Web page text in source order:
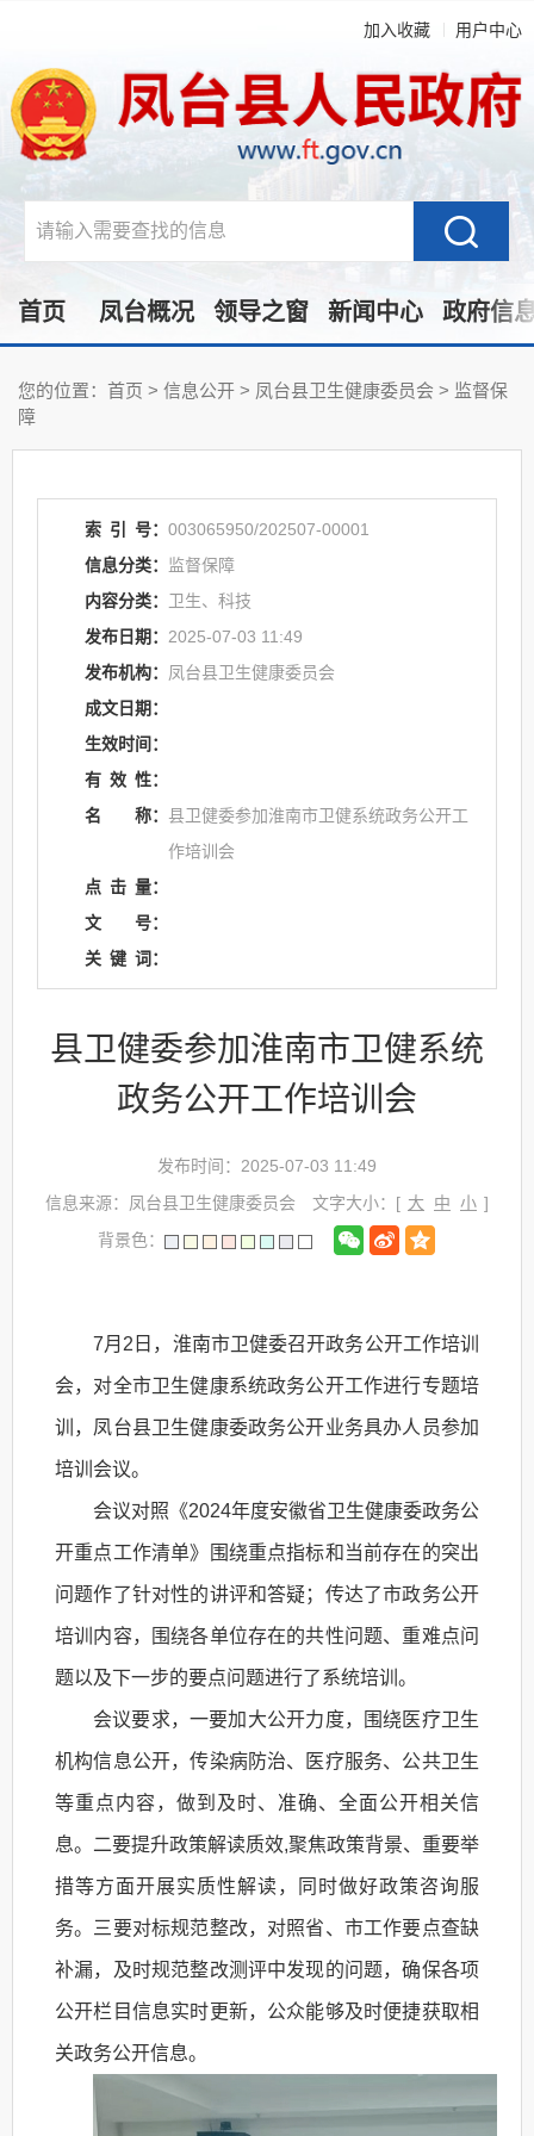
加入收藏 用户中心
首页 凤台概况 领导之窗 新闻中心 政府信
您的位置： 首页 > 信息公开 > 凤台县卫生健康委员会 > 监督保
障
索 引 号： 003065950/202507-00001
信息分类： 监督保障
内容分类： 卫生、科技
发布日期： 2025-07-03 11:49
发布机构： 凤台县卫生健康委员会
成文日期：
生效时间：
有 效 性：
名
称： 县卫健委参加淮南市卫健系统政务公开工
作培训会
点 击 量：
文
号：
关 键 词：
县卫健委参加淮南市卫健系统
政务公开工作培训会
发布时间：2025-07-03 11:49
信息来源：凤台县卫生健康委员会
文字大小：[ 大 中 小 ]
背景色：
7月2日，淮南市卫健委召开政务公开工作培训
会，对全市卫生健康系统政务公开工作进行专题培
训，凤台县卫生健康委政务公开业务具办人员参加
培训会议。
会议对照《2024年度安徽省卫生健康委政务公
开重点工作清单》围绕重点指标和当前存在的突出
问题作了针对性的讲评和答疑；传达了市政务公开
培训内容，围绕各单位存在的共性问题、重难点问
题以及下一步的要点问题进行了系统培训。
会议要求，一要加大公开力度，围绕医疗卫生
机构信息公开，传染病防治、医疗服务、公共卫生
等重点内容，做到及时、准确、全面公开相关信
息。二要提升政策解读质效,聚焦政策背景、重要举
措等方面开展实质性解读，同时做好政策咨询服
务。三要对标规范整改，对照省、市工作要点查缺
补漏，及时规范整改测评中发现的问题，确保各项
公开栏目信息实时更新，公众能够及时便捷获取相
关政务公开信息。